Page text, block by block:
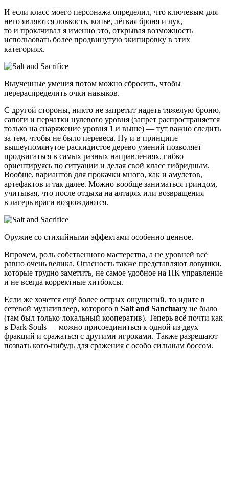
И если класс моего персонажа определил, что ключевым для
него являются ловкость, копье, лёгкая броня и лук,
то и прокачивал я именно это, открывая возможность
использовать более продвинутую экипировку в этих
категориях.
Выученные умения потом можно сбросить, чтобы
перераспределить очки навыков.
С другой стороны, никто не запретит надеть тяжелую броню,
сапоги и перчатки нулевого уровня (запрет распространяется
только на снаряжение уровня 1 и выше) — тут важно следить
за тем, чтобы не было перевеса. Ну и в принципе
вышеупомянутое раскидистое дерево умений позволяет
продвигаться в самых разных направлениях, гибко
ориентируясь по ситуации и делая свой класс гибридным.
Вообще, вариантов для прокачки много, как и амулетов,
артефактов и так далее. Можно вообще заниматься гриндом,
учитывая, что после отдыха на алтарях или возвращения
в лагерь враги возрождаются.
Оружие со стихийными эффектами особенно ценное.
Впрочем, роль собственного мастерства, а не уровней всё
равно очень велика. Опасность также представляют ловушки,
которые трудно заметить, не самое удобное на ПК управление
и не всегда корректные хитбоксы.
Если же хочется ещё более острых ощущений, то идите в
сетевой мультиплеер, которого в Salt and Sanctuary не было
(там был только локальный кооператив). Теперь всё почти как
в Dark Souls — можно присоединиться к одной из двух
фракций и сражаться с другими игроками. Также разрешают
позвать кого-нибудь для сражения с особо сильным боссом.